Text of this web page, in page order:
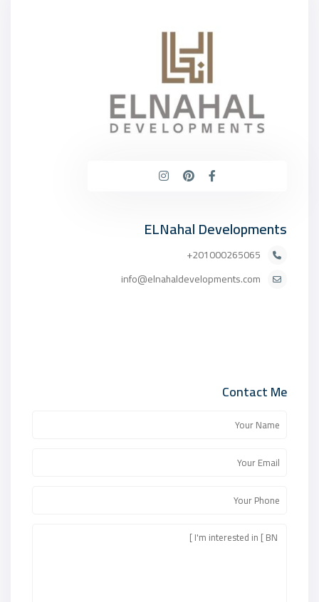
ELNahal Developments
201000265065+
info@elnahaldevelopments.com
Contact Me